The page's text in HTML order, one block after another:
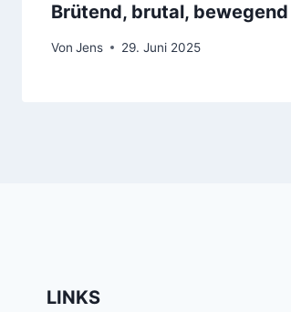
Brütend, brutal,
Von Jens 29. Juni 2025
LINKS